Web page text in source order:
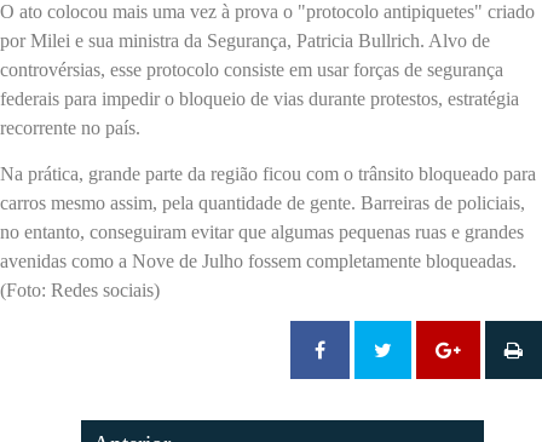
O ato colocou mais uma vez à prova o "protocolo antipiquetes" criado
por Milei e sua ministra da Segurança, Patricia Bullrich. Alvo de
controvérsias, esse protocolo consiste em usar forças de segurança
federais para impedir o bloqueio de vias durante protestos, estratégia
recorrente no país.
Na prática, grande parte da região ficou com o trânsito bloqueado para
carros mesmo assim, pela quantidade de gente. Barreiras de policiais,
no entanto, conseguiram evitar que algumas pequenas ruas e grandes
avenidas como a Nove de Julho fossem completamente bloqueadas.
(Foto: Redes sociais)